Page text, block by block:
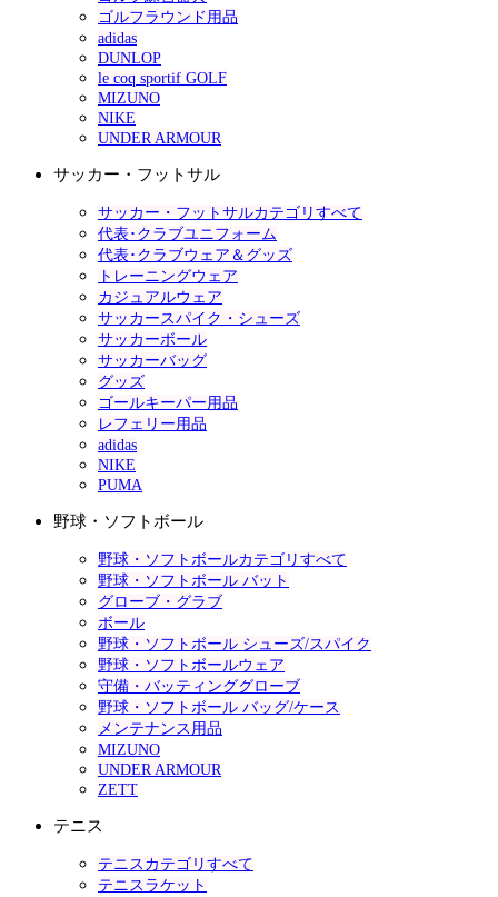
ゴルフラウンド用品
adidas
DUNLOP
le coq sportif GOLF
MIZUNO
NIKE
UNDER ARMOUR
サッカー・フットサル
サッカー・フットサルカテゴリすべて
代表･クラブユニフォーム
代表･クラブウェア＆グッズ
トレーニングウェア
カジュアルウェア
サッカースパイク・シューズ
サッカーボール
サッカーバッグ
グッズ
ゴールキーパー用品
レフェリー用品
adidas
NIKE
PUMA
野球・ソフトボール
野球・ソフトボールカテゴリすべて
野球・ソフトボール バット
グローブ・グラブ
ボール
野球・ソフトボール シューズ/スパイク
野球・ソフトボールウェア
守備・バッティンググローブ
野球・ソフトボール バッグ/ケース
メンテナンス用品
MIZUNO
UNDER ARMOUR
ZETT
テニス
テニスカテゴリすべて
テニスラケット